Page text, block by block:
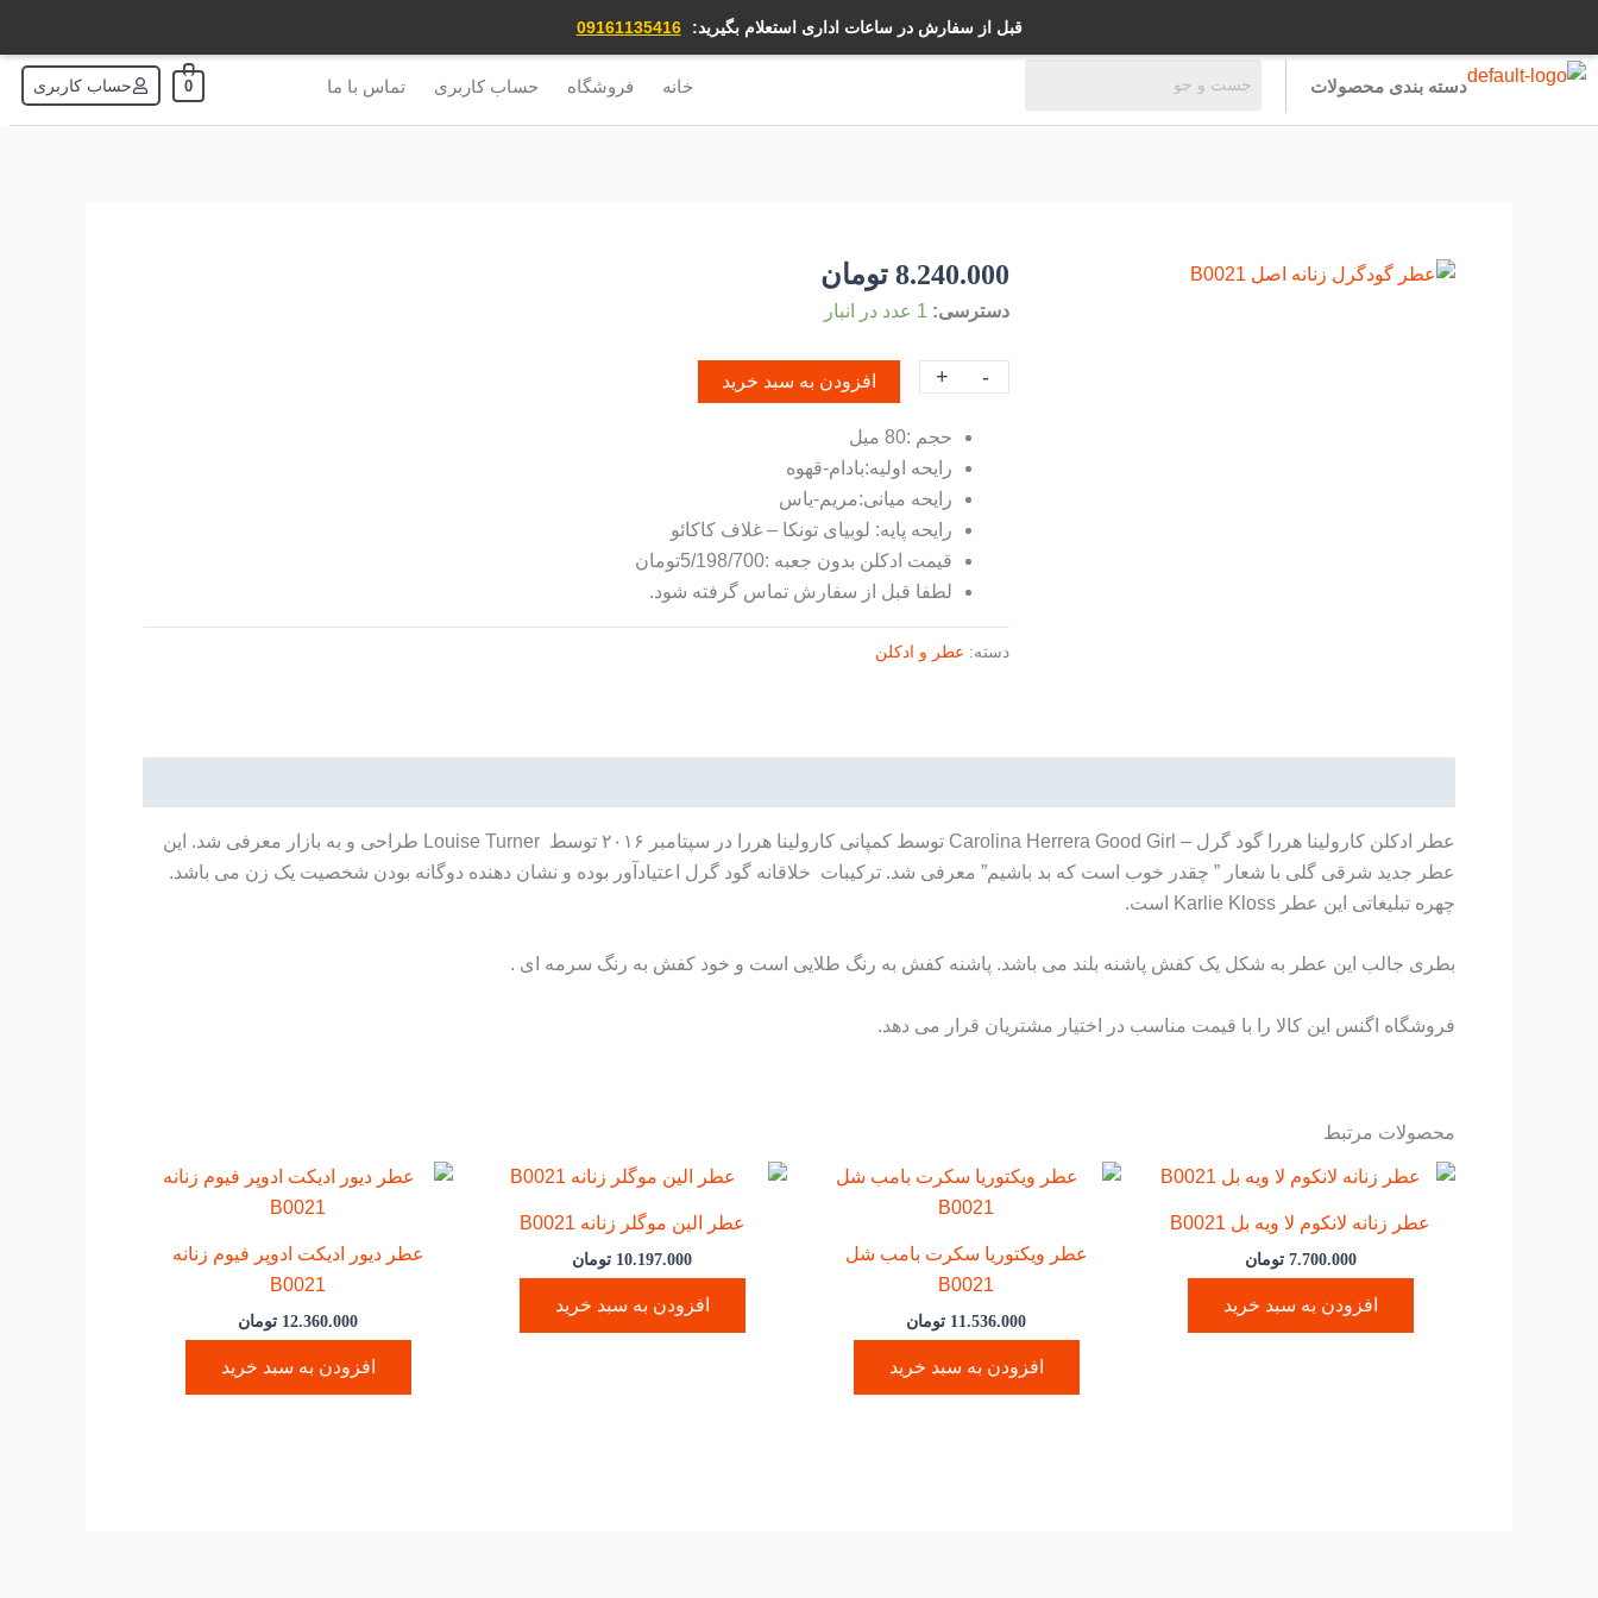
قبل از سفارش در ساعات اداری استعلام بگیرید: 09161135416
محتوا
دسته بندی محصولات خانه فروشگاه حساب کاربری تماس با ما 0 حساب کاربری
8.240.000 تومان
دسترسی: 1 عدد در انبار
-
عطر
+ افزودن به سبد خرید
حجم :80 میل
رایحه اولیه:بادام-قهوه
رایحه میانی:مریم-یاس
رایحه پایه: لوبیای تونکا – غلاف کاکائو
قیمت ادکلن بدون جعبه :5/198/700تومان
لطفا قبل از سفارش تماس گرفته شود.
دسته: عطر و ادکلن
عطر ادکلن کارولینا هررا گود گرل – Carolina Herrera Good Girl توسط کمپانی کارولینا هررا در سپتامبر ۲۰۱۶ توسط Louise Turner طراحی و به بازار معرفی شد. این
عطر جدید شرقی گلی با شعار ” چقدر خوب است که بد باشیم” معرفی شد. ترکیبات خلاقانه گود گرل اعتیادآور بوده و نشان دهنده دوگانه بودن شخصیت یک زن می باشد.
چهره تبلیغاتی این عطر Karlie Kloss است.
بطری جالب این عطر به شکل یک کفش پاشنه بلند می باشد. پاشنه کفش به رنگ طلایی است و خود کفش به رنگ سرمه ای .
فروشگاه اگنس این کالا را با قیمت مناسب در اختیار مشتریان قرار می دهد.
محصولات مرتبط
عطر زنانه لانکوم لا ویه بل B0021
7.700.000 تومان
افزودن به سبد خرید
عطر ویکتوریا سکرت بامب شل
B0021
11.536.000 تومان
افزودن به سبد خرید
عطر الین موگلر زنانه B0021
10.197.000 تومان
افزودن به سبد خرید
عطر دیور ادیکت ادوپر فیوم زنانه
B0021
12.360.000 تومان
افزودن به سبد خرید